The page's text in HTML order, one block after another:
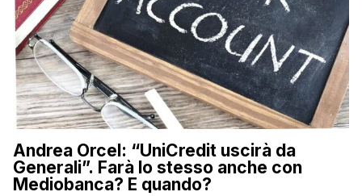
Andrea Orcel: “UniCredit uscirà da
Generali”. Farà lo stesso anche con
Mediobanca? E quando?